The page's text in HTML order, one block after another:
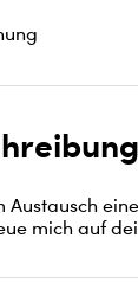
Austausch
mich auf